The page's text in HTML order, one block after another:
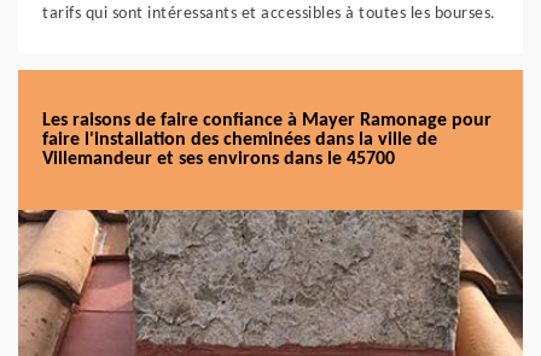
tarifs qui sont intéressants et accessibles à toutes les bourses.
Les raisons de faire confiance à Mayer Ramonage pour
faire l'installation des cheminées dans la ville de
Villemandeur et ses environs dans le 45700